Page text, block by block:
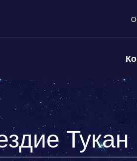
Тукан